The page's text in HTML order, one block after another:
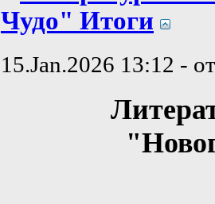
Чудо" Итоги
15.Jan.2026 13:12 -